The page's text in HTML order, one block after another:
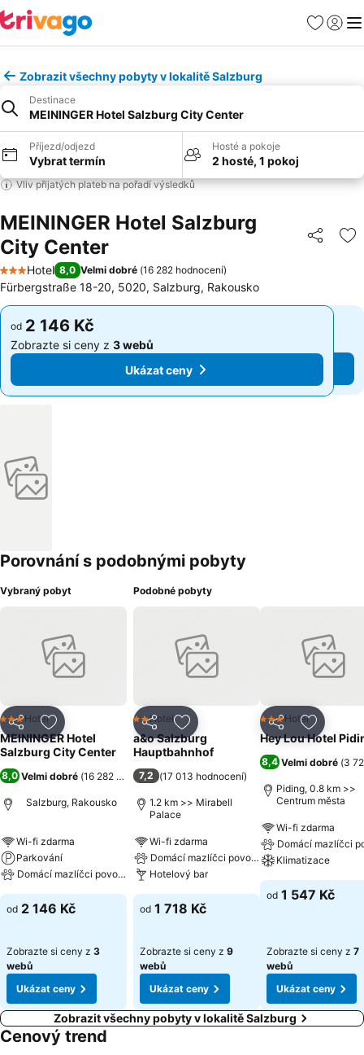
Oblíbené
Zobrazit všechny pobyty v lokalitě Salzburg
Destinace
MEININGER Hotel Salzburg City Center
Příjezd/odjezd
Vybrat termín
Hosté a pokoje
2 hosté, 1 pokoj
Vliv přijatých plateb na pořadí výsledků
MEININGER Hotel Salzburg
City Center
Sdílet
3 Počet hvězdiček
Hotel 8,0 Velmi dobré (16 282 hodnocení)
Fürbergstraße 18-20, 5020, Salzburg, Rakousko
od 2 146 Kč
Zobrazte si ceny z 3 webů
Ukázat ceny
od 2 146 Kč
Zobrazte si ceny z 3 webů
Ukázat ceny
Porovnání s podobnými pobyty
Vybraný pobyt
Sdílet Přidat na seznam oblíbených hotelů
3 Počet hvězdiček
Hotel
MEININGER Hotel
Salzburg City Center
8,0 Velmi dobré (16 282 hodnocení)
Salzburg, Rakousko
Wi-fi zdarma
Parkování
Domácí mazlíčci povoleni
od 2 146 Kč
Zobrazte si ceny z 3
webů
Ukázat ceny
Podobné pobyty
Sdílet Přidat na seznam oblíbených
2 Počet hvězdiček
Hotel
a&o Salzburg
Hauptbahnhof
7,2 (17 013 hodnocení)
1.2 km >> Mirabell
Palace
Wi-fi zdarma
Domácí mazlíčci povoleni
Hotelový bar
od 1 718 Kč
Zobrazte si ceny z 9
webů
Ukázat ceny
Sdílet Přidat
3 Počet hvězdiček
Hotel
Hey Lou Hotel
8,4 Velmi dobré (3
Piding, 0.8 km >>
Centrum města
Wi-fi zdarma
Domácí mazlíčci
Klimatizace
od 1 547 Kč
Zobrazte si ceny z 7
webů
Ukázat ceny
Zobrazit všechny pobyty v lokalitě Salzburg
Cenový trend